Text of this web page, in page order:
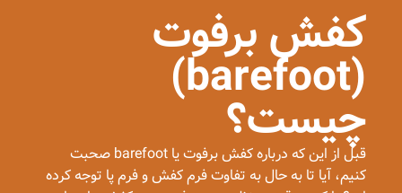
کفش برفوت
(barefoot)
چیست؟
قبل از این که درباره کفش برفوت یا barefoot صحبت
کنیم، آیا تا به حال به تفاوت فرم کفش و فرم پا توجه کرده